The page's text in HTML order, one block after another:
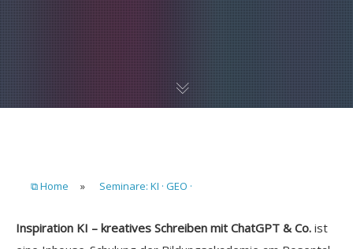
⧉ Home » Seminare: KI · GEO ·
Inspiration KI – kreatives Schreiben mit ChatGPT & Co. ist